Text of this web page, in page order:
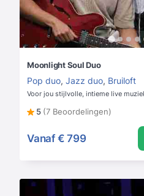
Moonlight Soul Duo
Pop duo, Jazz duo, Bruiloft
Voor jou stijlvolle, intieme live
5 (7 Beoordelingen)
Vanaf € 799